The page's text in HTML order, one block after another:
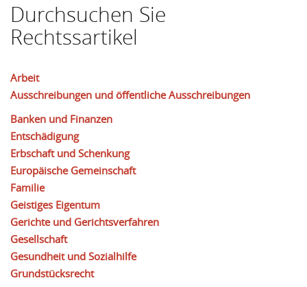
Durchsuchen Sie
Rechtssartikel
Arbeit
Ausschreibungen und öffentliche Ausschreibungen
Banken und Finanzen
Entschädigung
Erbschaft und Schenkung
Europäische Gemeinschaft
Familie
Geistiges Eigentum
Gerichte und Gerichtsverfahren
Gesellschaft
Gesundheit und Sozialhilfe
Grundstücksrecht